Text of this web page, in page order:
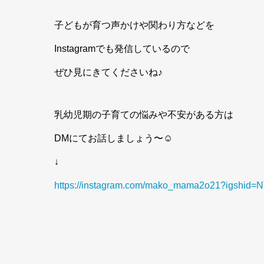
子どもが育つ声かけや関わり方などを
Instagramでも発信しているので
ぜひ見にきてくださいね♪
乳幼児期の子育ての悩みや不安がある方は
DMにてお話しましょう〜☺︎
↓
https://instagram.com/